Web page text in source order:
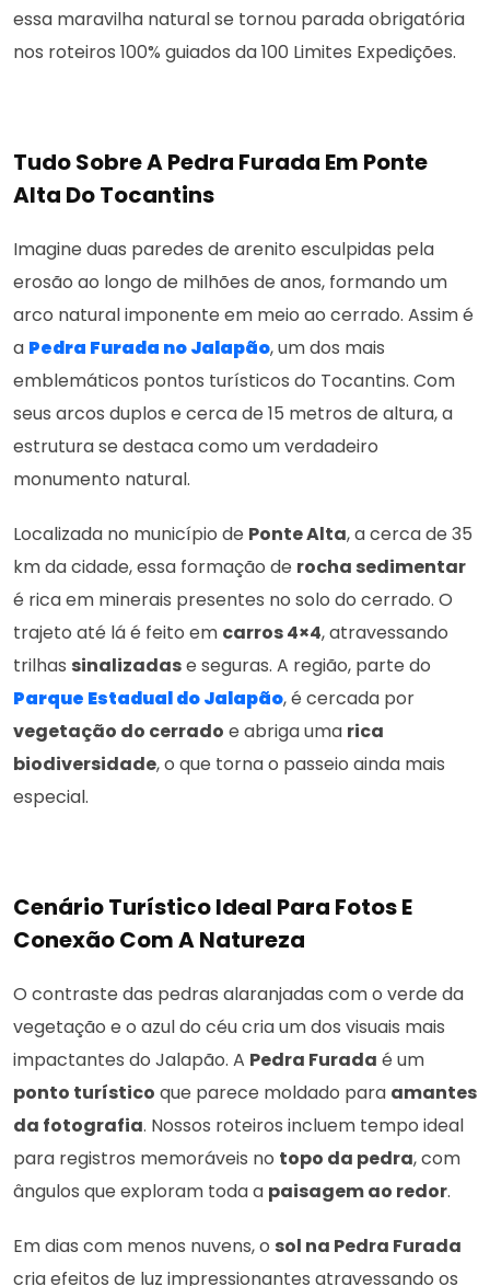
essa maravilha natural se tornou parada obrigatória
nos roteiros 100% guiados da 100 Limites Expedições.
Tudo Sobre A Pedra Furada Em Ponte
Alta Do Tocantins
Imagine duas paredes de arenito esculpidas pela
erosão ao longo de milhões de anos, formando um
arco natural imponente em meio ao cerrado. Assim é
a Pedra Furada no Jalapão, um dos mais
emblemáticos pontos turísticos do Tocantins. Com
seus arcos duplos e cerca de 15 metros de altura, a
estrutura se destaca como um verdadeiro
monumento natural.
Localizada no município de Ponte Alta, a cerca de 35
km da cidade, essa formação de rocha sedimentar
é rica em minerais presentes no solo do cerrado. O
trajeto até lá é feito em carros 4×4, atravessando
trilhas sinalizadase seguras. A região, parte do
Parque Estadual do Jalapão, é cercada por
vegetação do cerrado e abriga uma rica
biodiversidade, o que torna o passeio ainda mais
especial.
Cenário Turístico Ideal Para Fotos E
Conexão Com A Natureza
O contraste das pedras alaranjadas com o verde da
vegetação e o azul do céu cria um dos visuais mais
impactantes do Jalapão. A Pedra Furada é um
ponto turístico que parece moldado para amantes
da fotografia. Nossos roteiros incluem tempo ideal
para registros memoráveis no topo da pedra, com
ângulos que exploram toda a paisagem ao redor.
Em dias com menos nuvens, o sol na Pedra Furada
cria efeitos de luz impressionantes atravessando os